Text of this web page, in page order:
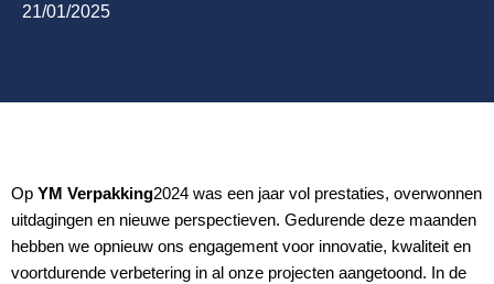
21/01/2025
Op YM Verpakking2024 was een jaar vol prestaties, overwonnen
uitdagingen en nieuwe perspectieven. Gedurende deze maanden
hebben we opnieuw ons engagement voor innovatie, kwaliteit en
voortdurende verbetering in al onze projecten aangetoond. In de